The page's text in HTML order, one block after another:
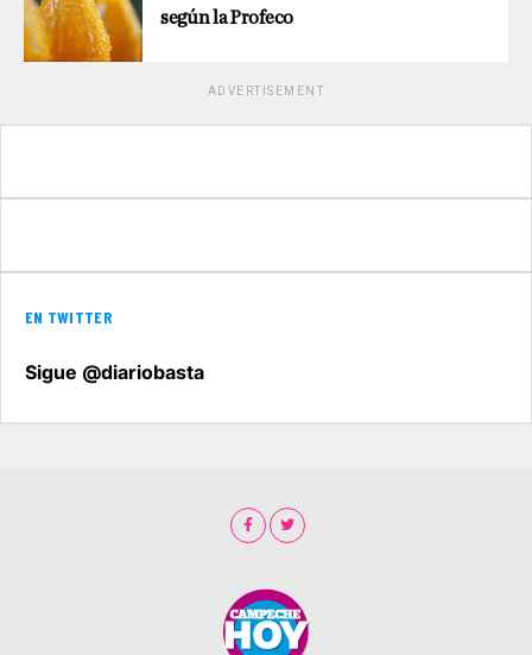
según la Profeco
ADVERTISEMENT
EN TWITTER
Sigue @diariobasta